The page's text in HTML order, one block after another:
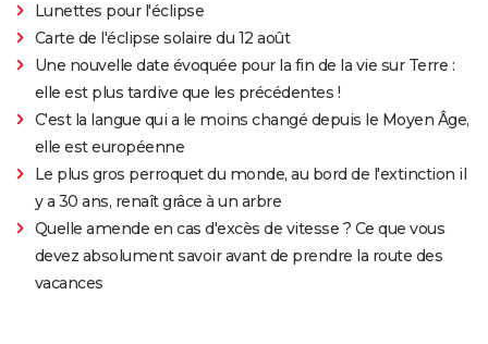
Lunettes pour l'éclipse
Carte de l'éclipse solaire du 12 août
Une nouvelle date évoquée pour la fin de la vie sur Terre :
elle est plus tardive que les précédentes !
C'est la langue qui a le moins changé depuis le Moyen Âge,
elle est européenne
Le plus gros perroquet du monde, au bord de l'extinction il
y a 30 ans, renaît grâce à un arbre
Quelle amende en cas d'excès de vitesse ? Ce que vous
devez absolument savoir avant de prendre la route des
vacances